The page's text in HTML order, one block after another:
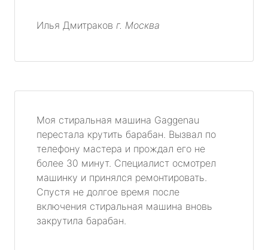
Илья Дмитраков г. Москва
Моя стиральная машина Gaggenau
перестала крутить барабан. Вызвал по
телефону мастера и прождал его не
более 30 минут. Специалист осмотрел
машинку и принялся ремонтировать.
Спустя не долгое время после
включения стиральная машина вновь
закрутила барабан.